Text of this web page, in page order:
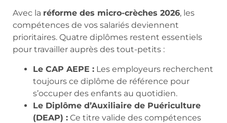
Avec la réforme des micro-crèches 2026, les
compétences de vos salariés deviennent
prioritaires. Quatre diplômes restent essentiels
pour travailler auprès des tout-petits :
Le CAP AEPE : Les employeurs recherchent
toujours ce diplôme de référence pour
s’occuper des enfants au quotidien.
Le Diplôme d’Auxiliaire de Puériculture
(DEAP) : Ce titre valide des compétences